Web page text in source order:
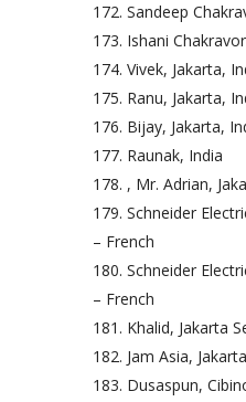
Sandeep
Ishani
Vivek, Jakarta,
Ranu, Jakarta,
Bijay, Jakarta,
Raunak, India
, Mr. Adrian,
Schneider
– French
Schneider
– French
Khalid, Jakarta
Jam Asia,
Dusaspun,